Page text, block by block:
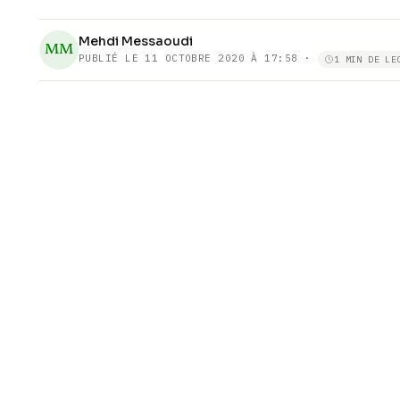
MM
Mehdi Messaoudi
PUBLIÉ LE 11 OCTOBRE 2020 À 17:58 · 1 MIN DE